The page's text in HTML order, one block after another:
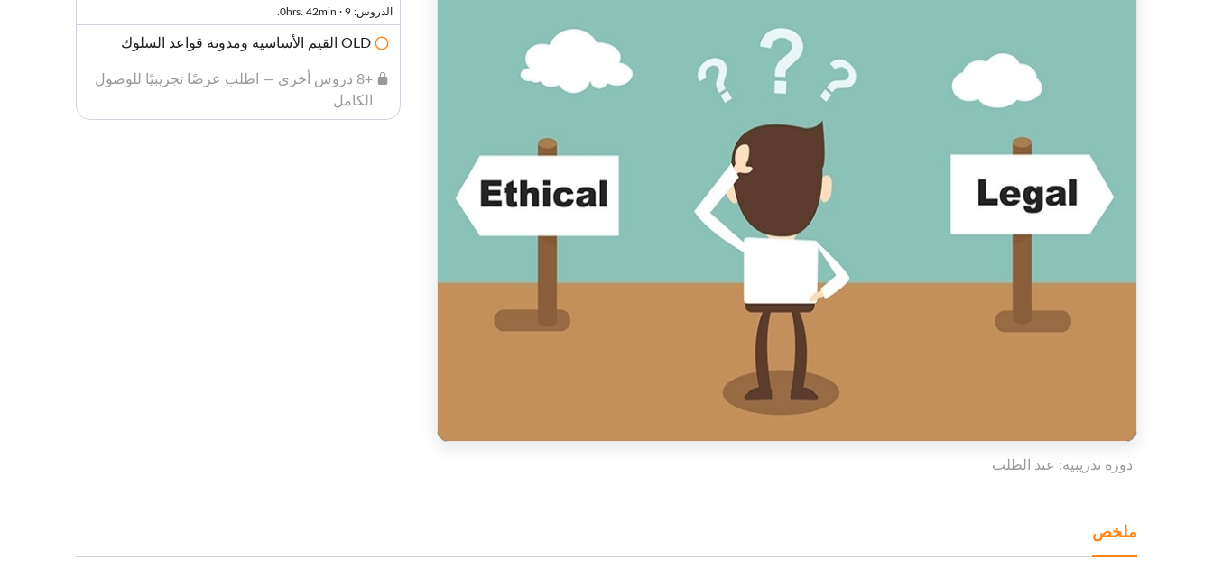
دورة تدريبية: عند الطلب
الدروس: 9 · 0hrs. 42min.
OLD القيم الأساسية ومدونة قواعد السلوك
+8 دروس أخرى — اطلب عرضًا تجريبيًا للوصول
الكامل
ملخص